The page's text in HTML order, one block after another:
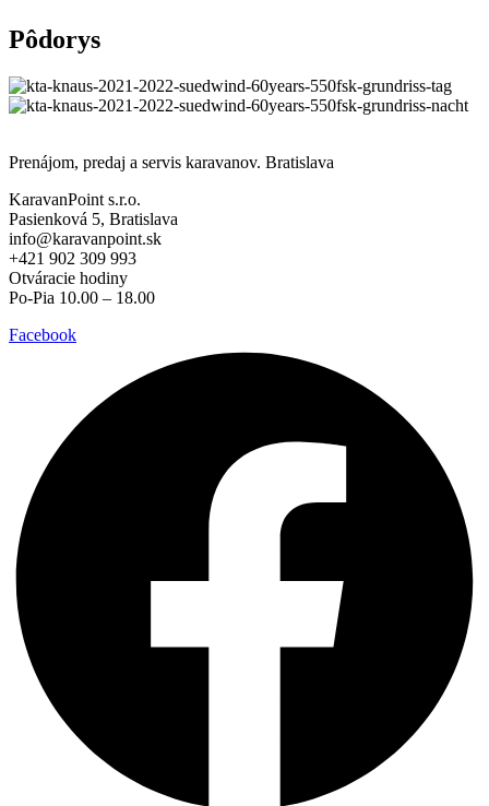
Pôdorys
Prenájom, predaj a servis karavanov. Bratislava
KaravanPoint s.r.o.
Pasienková 5, Bratislava
info@karavanpoint.sk
+421 902 309 993
Otváracie hodiny
Po-Pia 10.00 – 18.00
Facebook